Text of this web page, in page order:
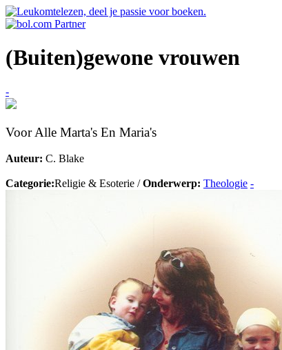
(Buiten)gewone vrouwen
-
Voor Alle Marta's En Maria's
Auteur: C. Blake
Categorie:Religie & Esoterie /Onderwerp: Theologie -